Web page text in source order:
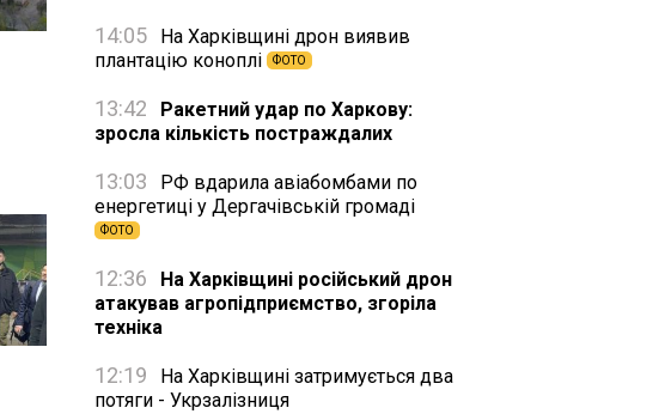
14:05
На Харківщині дрон виявив
плантацію коноплі
ФОТО
13:42
Ракетний удар по Харкову:
зросла кількість постраждалих
13:03
РФ вдарила авіабомбами по
енергетиці у Дергачівській громаді
ФОТО
12:36
На Харківщині російський дрон
атакував агропідприємство, згоріла
техніка
12:19
На Харківщині затримується два
потяги - Укрзалізниця